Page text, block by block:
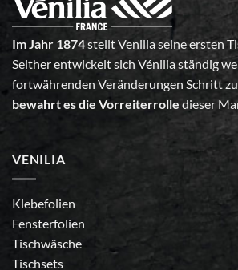
Im Jahr 1874stellt Venilia seine ersten
Seither entwickelt sich Vénilia ständig
fortwährenden Veränderungen Schritt
bewahrt es die Vorreiterrolle dieser
VENILIA
Klebefolien
Fensterfolien
Tischwäsche
Tischsets